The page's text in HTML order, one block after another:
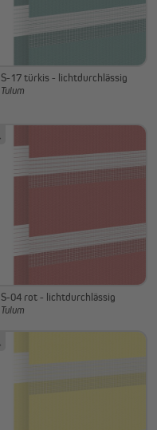
S-17 türkis - lichtdurchlässig
Tulum
S-04 rot - lichtdurchlässig
Tulum